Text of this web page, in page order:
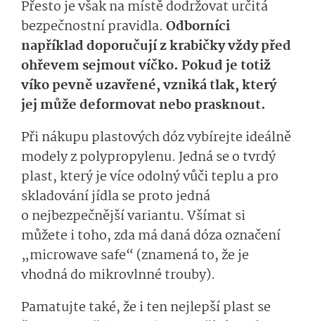
Přesto je však na místě dodržovat určitá
bezpečnostní pravidla. Odborníci
například doporučují z krabičky vždy před
ohřevem sejmout víčko. Pokud je totiž
víko pevně uzavřené, vzniká tlak, který
jej může deformovat nebo prasknout.
Při nákupu plastových dóz vybírejte ideálně
modely z polypropylenu. Jedná se o tvrdý
plast, který je více odolný vůči teplu a pro
skladování jídla se proto jedná
o nejbezpečnější variantu. Všímat si
můžete i toho, zda má daná dóza označení
„microwave safe“ (znamená to, že je
vhodná do mikrovlnné trouby).
Pamatujte také, že i ten nejlepší plast se